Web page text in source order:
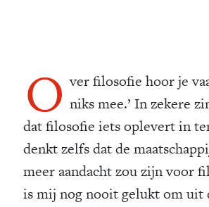
O ver filosofie hoor je
niks mee.’ In zekere
dat filosofie iets oplevert in
denkt zelfs dat de
meer aandacht zou zijn voor
is mij nog nooit gelukt om uit